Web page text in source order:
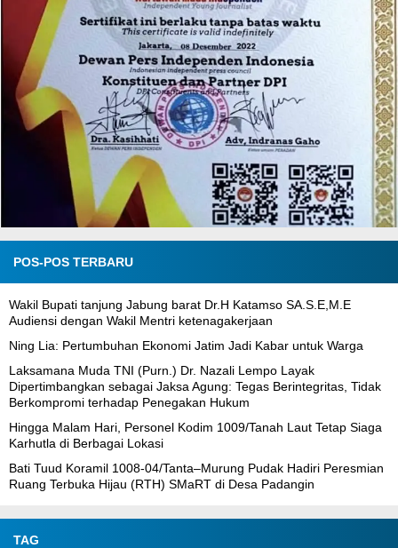
POS-POS TERBARU
Wakil Bupati tanjung Jabung barat Dr.H Katamso SA.S.E,M.E
Audiensi dengan Wakil Mentri ketenagakerjaan
Ning Lia: Pertumbuhan Ekonomi Jatim Jadi Kabar untuk Warga
Laksamana Muda TNI (Purn.) Dr. Nazali Lempo Layak
Dipertimbangkan sebagai Jaksa Agung: Tegas Berintegritas, Tidak
Berkompromi terhadap Penegakan Hukum
Hingga Malam Hari, Personel Kodim 1009/Tanah Laut Tetap Siaga
Karhutla di Berbagai Lokasi
Bati Tuud Koramil 1008-04/Tanta–Murung Pudak Hadiri Peresmian
Ruang Terbuka Hijau (RTH) SMaRT di Desa Padangin
TAG